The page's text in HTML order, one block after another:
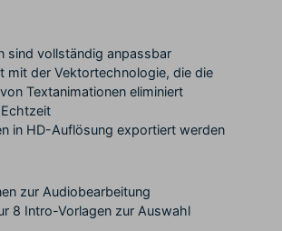
sind vollständig anpassbar
mit der Vektortechnologie, die die
Textanimationen eliminiert
in HD-Auflösung exportiert werden
zur Audiobearbeitung
8 Intro-Vorlagen zur Auswahl